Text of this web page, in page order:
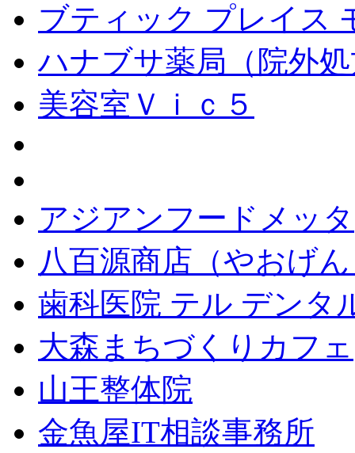
ブティック プレイス
ハナブサ薬局（院外
美容室Ｖｉｃ５
アジアンフードメッタ
八百源商店（やおげ
歯科医院 テル デンタ
大森まちづくりカフェ
山王整体院
金魚屋IT相談事務所